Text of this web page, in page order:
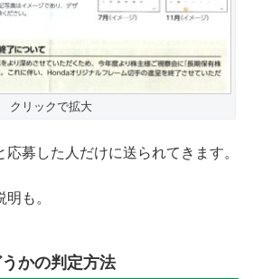
クリックで拡大
募した人だけに送られてきます。
も。
かの判定方法